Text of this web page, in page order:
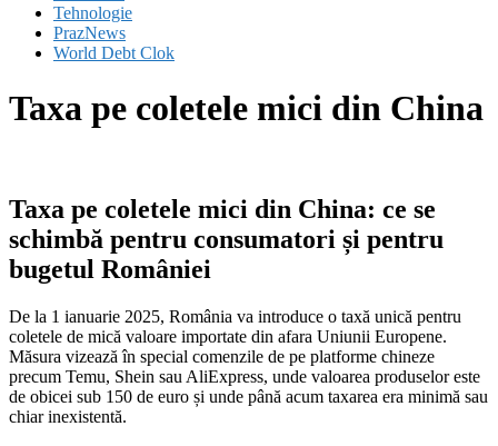
Tehnologie
PrazNews
World Debt Clok
Taxa pe coletele mici din China
Taxa pe coletele mici din China: ce se
schimbă pentru consumatori și pentru
bugetul României
De la 1 ianuarie 2025, România va introduce o taxă unică pentru
coletele de mică valoare importate din afara Uniunii Europene.
Măsura vizează în special comenzile de pe platforme chineze
precum Temu, Shein sau AliExpress, unde valoarea produselor este
de obicei sub 150 de euro și unde până acum taxarea era minimă sau
chiar inexistentă.